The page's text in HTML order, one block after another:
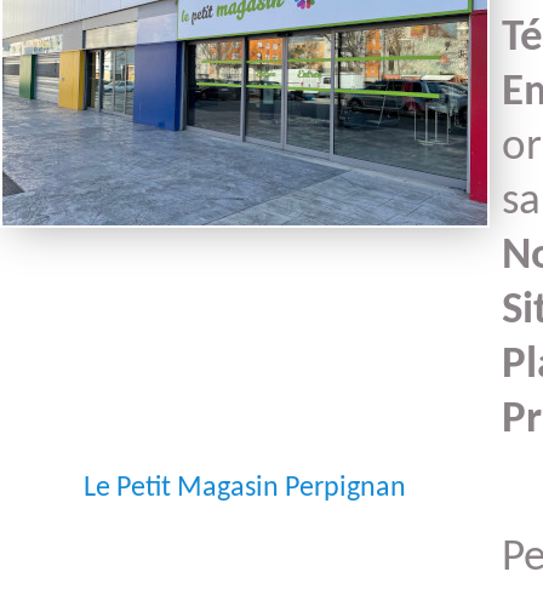
Le Petit Magasin Perpignan